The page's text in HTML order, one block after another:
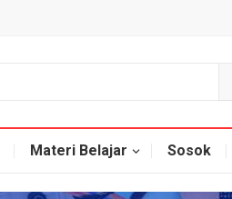
Materi Belajar Sosok